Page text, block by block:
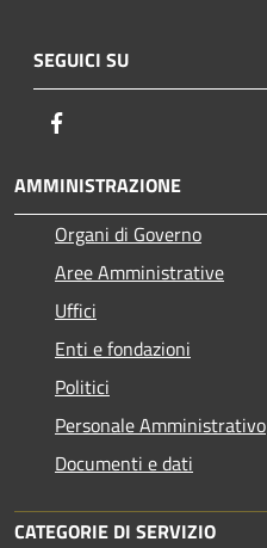
SEGUICI SU
AMMINISTRAZIONE
Organi di Governo
Aree Amministrative
Uffici
Enti e fondazioni
Politici
Personale Amministrativo
Documenti e dati
CATEGORIE DI SERVIZIO